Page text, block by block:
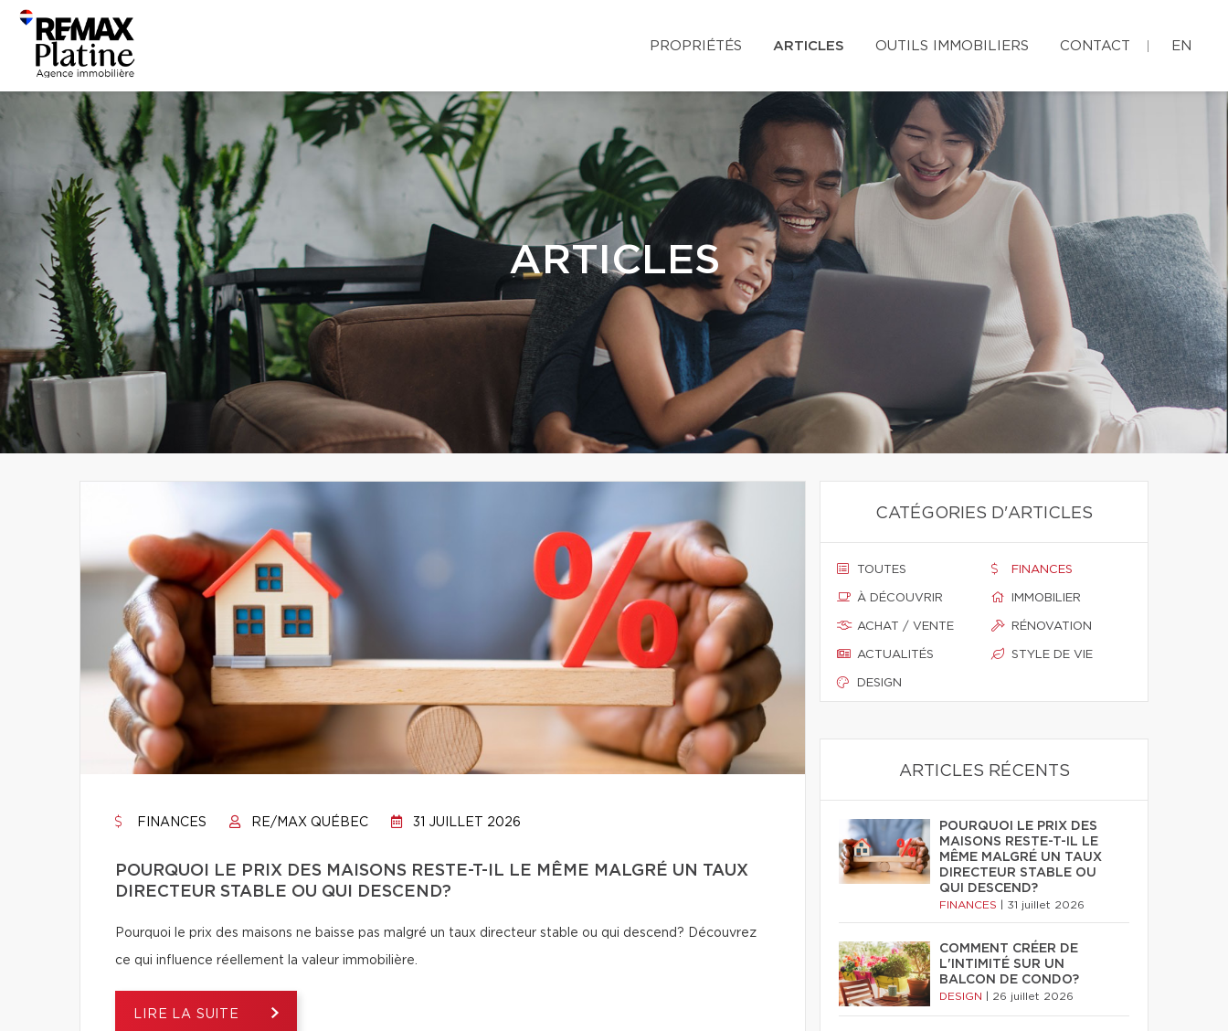
PROPRIÉTÉS ARTICLES OUTILS IMMOBILIERS CONTACT EN
ARTICLES
FINANCES RE/MAX QUÉBEC 31 JUILLET 2026
POURQUOI LE PRIX DES MAISONS RESTE-T-IL LE MÊME MALGRÉ UN TAUX
DIRECTEUR STABLE OU QUI DESCEND?
Pourquoi le prix des maisons ne baisse pas malgré un taux directeur stable ou qui descend? Découvrez
ce qui influence réellement la valeur immobilière.
LIRE LA SUITE
CATÉGORIES D'ARTICLES
TOUTES
À DÉCOUVRIR
ACHAT / VENTE
ACTUALITÉS
DESIGN
FINANCES
IMMOBILIER
RÉNOVATION
STYLE DE VIE
ARTICLES RÉCENTS
POURQUOI LE PRIX DES
MAISONS RESTE-T-IL LE
MÊME MALGRÉ UN TAUX
DIRECTEUR STABLE OU
QUI DESCEND?
FINANCES 31 juillet 2026
COMMENT CRÉER DE
L'INTIMITÉ SUR UN
BALCON DE CONDO?
DESIGN 26 juillet 2026